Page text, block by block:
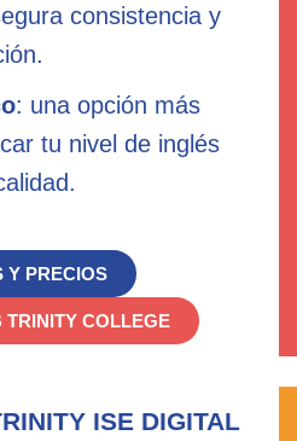
consistencia y
: una opción más
tu nivel de inglés
Y PRECIOS
TRINITY COLLEGE
ISE DIGITAL